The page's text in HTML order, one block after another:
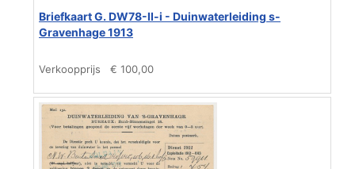
Briefkaart G. DW78-II-i - Duinwaterleiding s-
Gravenhage 1913
Verkoopprijs € 100,00